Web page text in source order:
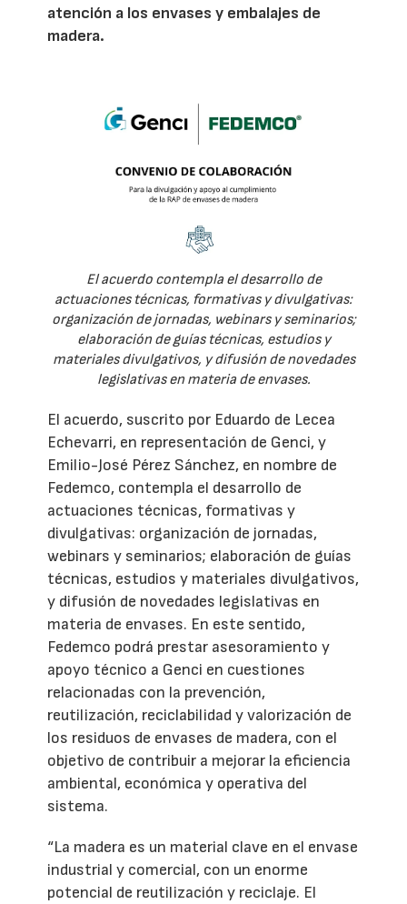
atención a los envases y embalajes de
madera.
El acuerdo contempla el desarrollo de
actuaciones técnicas, formativas y divulgativas:
organización de jornadas, webinars y seminarios;
elaboración de guías técnicas, estudios y
materiales divulgativos, y difusión de novedades
legislativas en materia de envases.
El acuerdo, suscrito por Eduardo de Lecea
Echevarri, en representación de Genci, y
Emilio-José Pérez Sánchez, en nombre de
Fedemco, contempla el desarrollo de
actuaciones técnicas, formativas y
divulgativas: organización de jornadas,
webinars y seminarios; elaboración de guías
técnicas, estudios y materiales divulgativos,
y difusión de novedades legislativas en
materia de envases. En este sentido,
Fedemco podrá prestar asesoramiento y
apoyo técnico a Genci en cuestiones
relacionadas con la prevención,
reutilización, reciclabilidad y valorización de
los residuos de envases de madera, con el
objetivo de contribuir a mejorar la eficiencia
ambiental, económica y operativa del
sistema.
“La madera es un material clave en el envase
industrial y comercial, con un enorme
potencial de reutilización y reciclaje. El